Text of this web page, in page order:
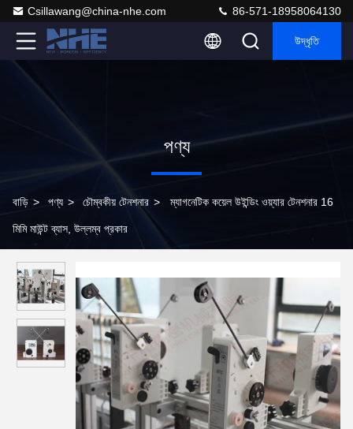
Csillawang@china-nhe.com 86-571-18958064130
উদ্ধৃতি
পণ্য
বাড়ি > পণ্য > চৌম্বকীয় টেনশনার > ম্যাগনেটিক কয়েল উইন্ডিং ওয়্যার টেনশনার 16
মিমি মাউন্ট ব্যাস, উল্লম্ব প্রকার